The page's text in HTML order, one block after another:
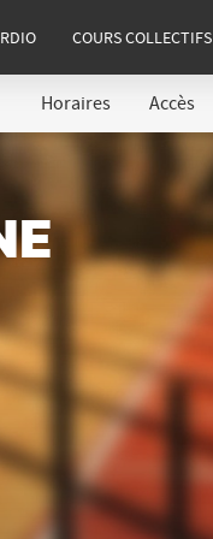
COURS COLLECTIFS
Horaires Accès